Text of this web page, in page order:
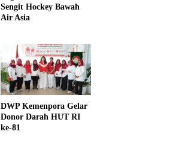
Sengit Hockey Bawah
Air Asia
DWP Kemenpora Gelar
Donor Darah HUT RI
ke-81